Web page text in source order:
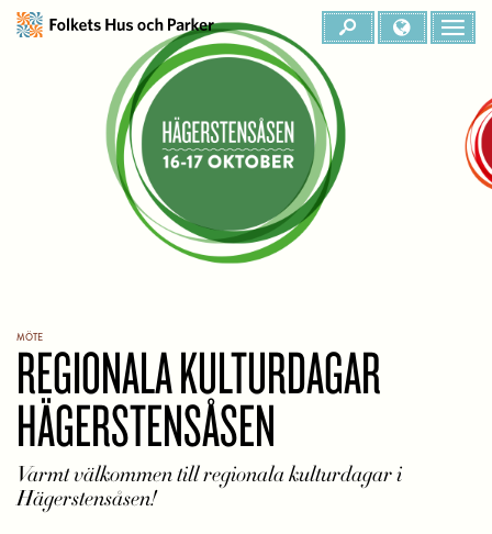
MÖTE
REGIONALA KULTURDAGAR
HÄGERSTENSÅSEN
Varmt välkommen till regionala kulturdagar i
Hägerstensåsen!